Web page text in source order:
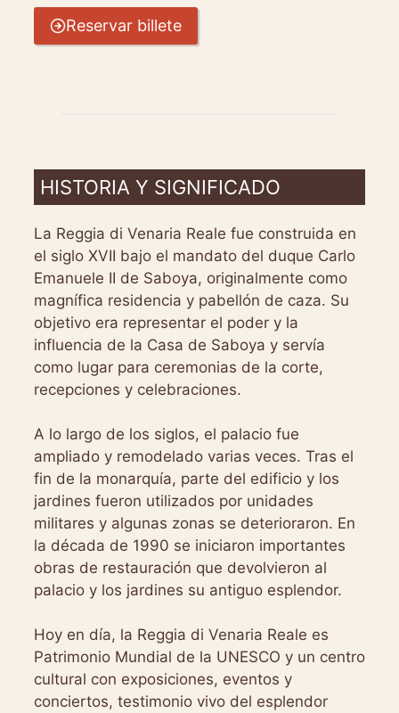
Reservar billete
HISTORIA Y SIGNIFICADO
La Reggia di Venaria Reale fue construida en
el siglo XVII bajo el mandato del duque Carlo
Emanuele II de Saboya, originalmente como
magnífica residencia y pabellón de caza. Su
objetivo era representar el poder y la
influencia de la Casa de Saboya y servía
como lugar para ceremonias de la corte,
recepciones y celebraciones.
A lo largo de los siglos, el palacio fue
ampliado y remodelado varias veces. Tras el
fin de la monarquía, parte del edificio y los
jardines fueron utilizados por unidades
militares y algunas zonas se deterioraron. En
la década de 1990 se iniciaron importantes
obras de restauración que devolvieron al
palacio y los jardines su antiguo esplendor.
Hoy en día, la Reggia di Venaria Reale es
Patrimonio Mundial de la UNESCO y un centro
cultural con exposiciones, eventos y
conciertos, testimonio vivo del esplendor